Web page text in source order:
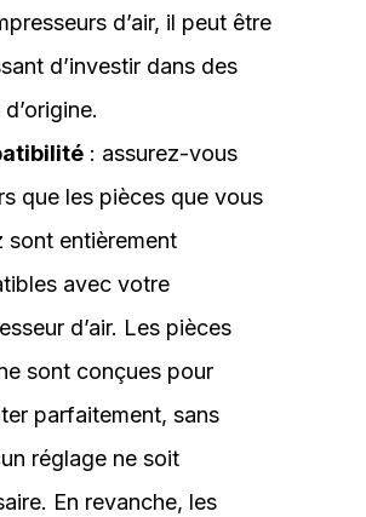
d’air, il peut être
d’investir dans des
: assurez-vous
que les pièces que vous
sont entièrement
avec votre
d’air. Les pièces
sont conçues pour
parfaitement, sans
réglage ne soit
En revanche, les